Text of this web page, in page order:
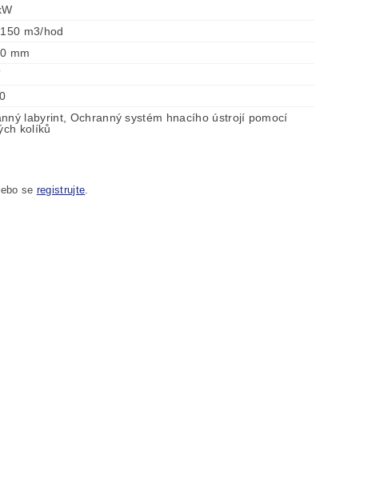
m3/hod
mm
labyrint, Ochranný systém hnacího ústrojí pomocí
kolíků
se registrujte.